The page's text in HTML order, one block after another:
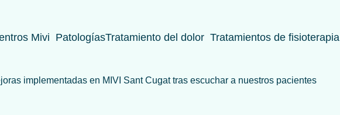
Mivi PatologíasTratamiento del dolor Tratamientos de fisioterapia
implementadas en MIVI Sant Cugat tras escuchar a nuestros pacientes